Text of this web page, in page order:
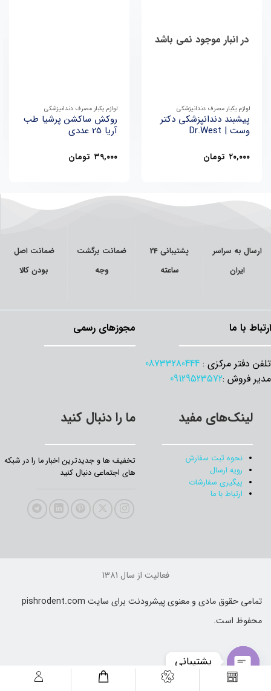
در انبار موجود نمی باشد
لوازم یکبار مصرف دندانپزشکی
پیشبند دندانپزشکی دکتر
وست | Dr.West
۲۰,۰۰۰ تومان
لوازم یکبار مصرف دندانپزشکی
روکش ساکشن پرشیا طب
آریا 25 عددی
۳۹,۰۰۰ تومان
ارسال به سراسر
ایران
پشتیبانی 24
ساعته
ضمانت برگشت
وجه
ضمانت اصل
بودن کالا
ارتباط با ما
تلفن دفتر مرکزی : 08733280444
مدیر فروش :09129523572
مجوزهای رسمی
لینک‌های مفید
نحوه ثبت سفارش
رویه ارسال
پیگیری سفارشات
ارتباط با ما
ما را دنبال کنید
تخفیف‌ ها و جدیدترین‌ اخبار ما را در شبکه
های اجتماعی دنبال کنید
فعالیت از سال 1381
تمامی حقوق مادی و معنوی پیشرودنت برای سایت pishrodent.com
محفوظ است.
پشتیبانی
Open